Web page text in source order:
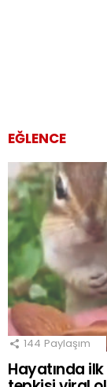
EĞLENCE
144 Paylaşım
Hayatında